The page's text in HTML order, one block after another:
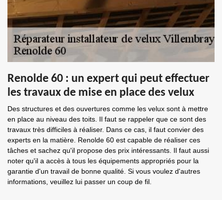
Renolde 60 : un expert qui peut effectuer
les travaux de mise en place des velux
Des structures et des ouvertures comme les velux sont à mettre
en place au niveau des toits. Il faut se rappeler que ce sont des
travaux très difficiles à réaliser. Dans ce cas, il faut convier des
experts en la matière. Renolde 60 est capable de réaliser ces
tâches et sachez qu'il propose des prix intéressants. Il faut aussi
noter qu'il a accès à tous les équipements appropriés pour la
garantie d'un travail de bonne qualité. Si vous voulez d'autres
informations, veuillez lui passer un coup de fil.